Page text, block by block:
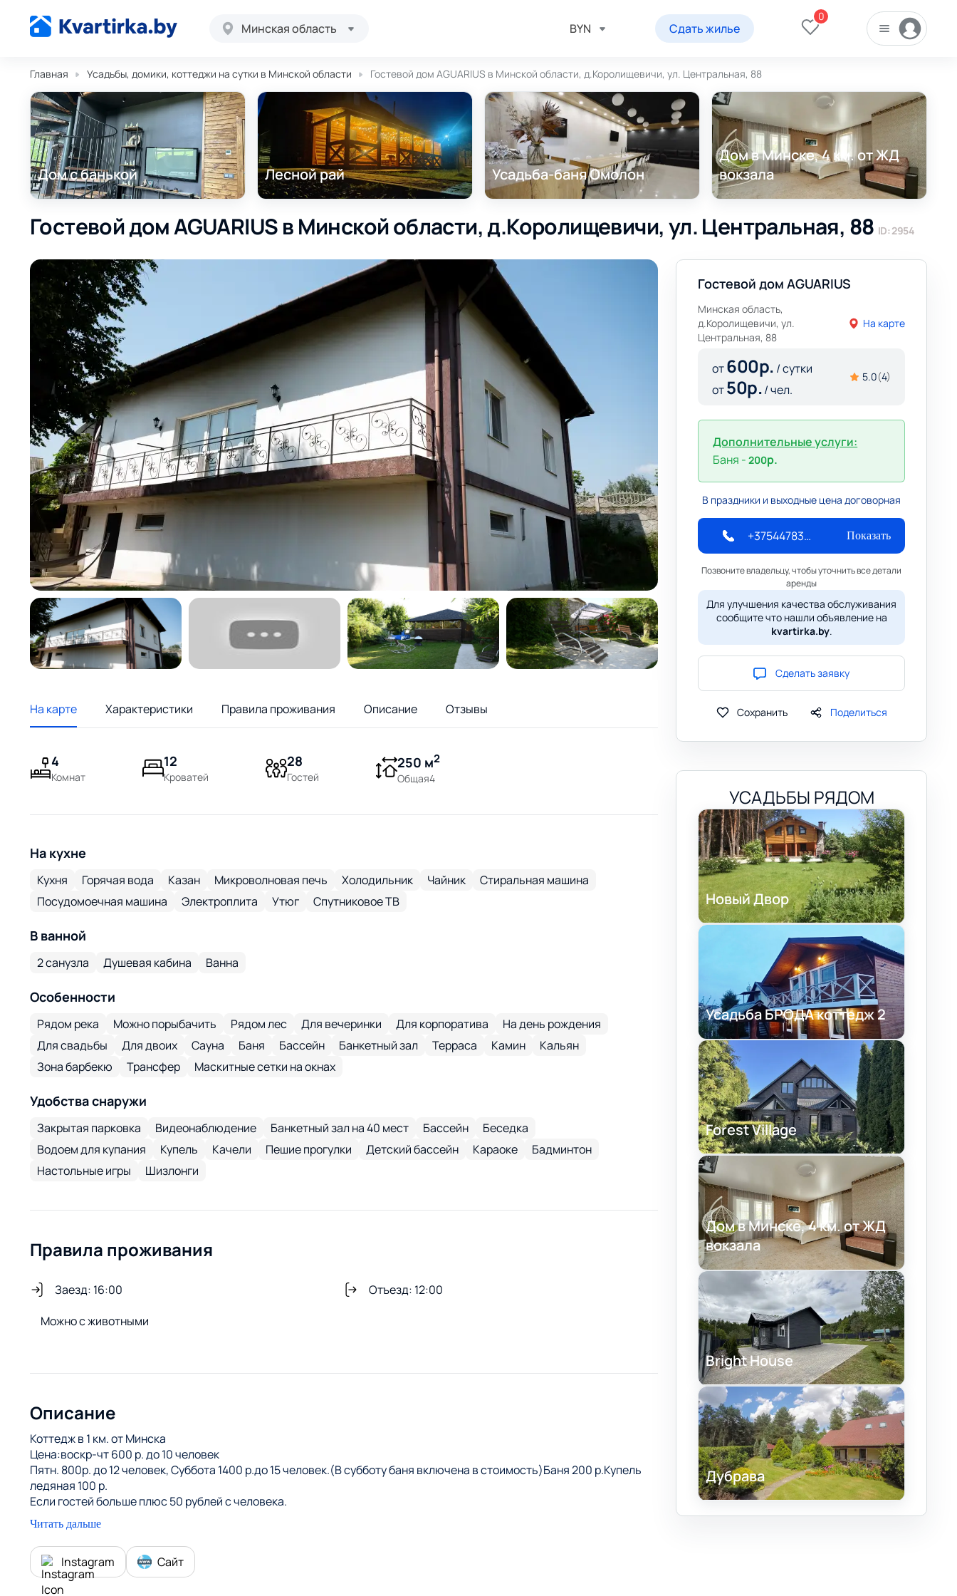
Минская область BYN Сдать жилье
0
Главная Усадьбы, домики, коттеджи на сутки в Минской области Гостевой дом AGUARIUS в Минской области, д.Королищевичи, ул. Центральная, 88
Дом с банькой Лесной рай Усадьба-баня Омолон
Дом в Минске, 4 км. от ЖД
вокзала
Гостевой дом AGUARIUS в Минской области, д.Королищевичи, ул. Центральная, 88 ID: 2954
На карте Характеристики Правила проживания Описание Отзывы
4
Комнат
12
Кроватей
28
Гостей
250 м2
Общая4
На кухне
Кухня Горячая вода Казан Микроволновая печь Холодильник Чайник
Стиральная машина
Посудомоечная машина
Электроплита Утюг Спутниковое ТВ
В ванной
2 санузла Душевая кабина Ванна
Особенности
Рядом река Можно порыбачить Рядом лес Для вечеринки Для корпоратива
На день рождения
Для свадьбы
Для двоих Сауна Баня Бассейн Банкетный зал Терраса Камин
Кальян
Зона барбекю
Трансфер Маскитные сетки на окнах
Удобства снаружи
Закрытая парковка Видеонаблюдение Банкетный зал на 40 мест Бассейн
Беседка
Водоем для купания
Купель Качели Пешие прогулки Детский бассейн Караоке
Бадминтон
Настольные игры
Шизлонги
Правила проживания
Заезд: 16:00
Отъезд: 12:00
Можно с животными
Описание
Коттедж в 1 км. от Минска
Цена:воскр-чт 600 р. до 10 человек
Пятн. 800р. до 12 человек, Суббота 1400 р.до 15 человек.(В субботу баня включена в стоимость)Баня 200 р.Купель
ледяная 100 р.
Если гостей больше плюс 50 рублей с человека.
Праздники по цене выходных.
ЗАЛОГ за имущество 300 рублей
🏡 Дом для отдыха и мероприятий рядом с Минском
Наш комплекс расположен в живописном месте на берегу реки, всего в нескольких минутах от Минска. Уютная
территория с ландшафтным дизайном идеально подходит как для праздников, так и для спокойного отдыха.
Читать дальше
Instagram Сайт
Гостевой дом AGUARIUS
Минская область,
д.Королищевичи, ул.
Центральная, 88
На карте
от600р. / сутки
от50р./ чел.
5.0(4)
Дополнительные услуги:
Баня -200р.
В праздники и выходные цена договорная
+375447832943 Показать
Позвоните владельцу, чтобы уточнить все детали
аренды
Для улучшения качества обслуживания
сообщите что нашли объявление на
kvartirka.by.
Сделать заявку
Сохранить Поделиться
УСАДЬБЫ РЯДОМ
Новый Двор
Усадьба БРОДА коттедж 2
Forest Village
Дом в Минске, 4 км. от ЖД
вокзала
Bright House
Дубрава